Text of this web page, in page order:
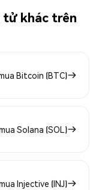
tử khác trên
Bitcoin (BTC)
Solana (SOL)
Injective (INJ)